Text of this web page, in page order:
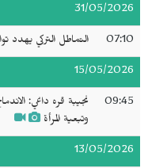
31/05/2026
07:10 التماطل التركي يهدد
15/05/2026
09:45
نجيبة قره داغي:
وتبعية المرأة
13/05/2026